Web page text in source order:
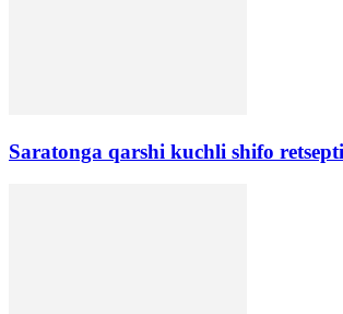
Saratonga qarshi kuchli shifo retsepti